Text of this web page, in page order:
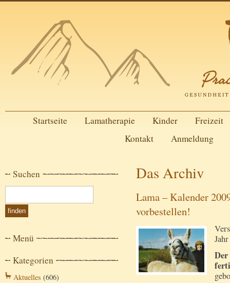
Startseite Lamatherapie Kinder
Freizeit
Kontakt
Anmeldung
Suchen
Menü
Kategorien
Aktuelles (606)
Das Archiv
Lama – Kalender
vorbestellen!